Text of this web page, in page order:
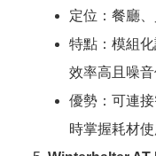
定位：餐廳
特點：模組
效率高且噪音
優勢：可連
時掌握耗材使